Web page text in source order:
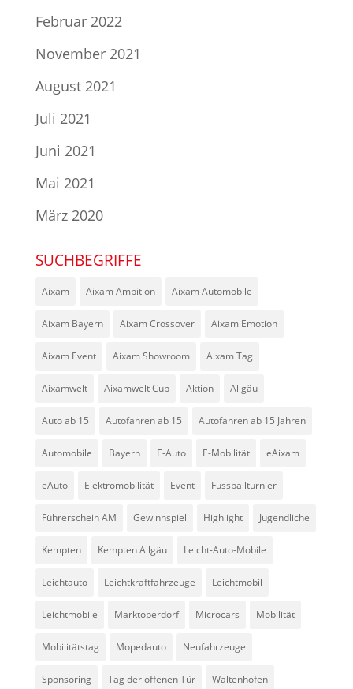
Februar 2022
November 2021
August 2021
Juli 2021
Juni 2021
Mai 2021
März 2020
SUCHBEGRIFFE
Aixam Aixam Ambition Aixam Automobile
Aixam Bayern Aixam Crossover Aixam Emotion
Aixam Event Aixam Showroom Aixam Tag
Aixamwelt Aixamwelt Cup Aktion Allgäu
Auto ab 15 Autofahren ab 15 Autofahren ab 15 Jahren
Automobile Bayern E-Auto E-Mobilität eAixam
eAuto Elektromobilität Event Fussballturnier
Führerschein AM Gewinnspiel Highlight Jugendliche
Kempten Kempten Allgäu Leicht-Auto-Mobile
Leichtauto Leichtkraftfahrzeuge Leichtmobil
Leichtmobile Marktoberdorf Microcars Mobilität
Mobilitätstag Mopedauto Neufahrzeuge
Sponsoring Tag der offenen Tür Waltenhofen